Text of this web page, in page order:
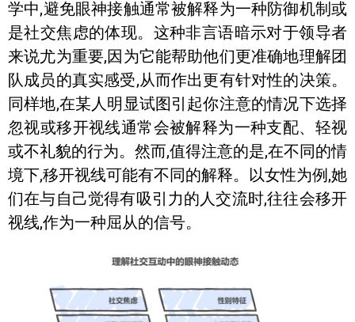
学中,避免眼神接触通常被解释为一种防御机制或
是社交焦虑的体现。这种非言语暗示对于领导者
来说尤为重要,因为它能帮助他们更准确地理解团
队成员的真实感受,从而作出更有针对性的决策。
同样地,在某人明显试图引起你注意的情况下选择
忽视或移开视线通常会被解释为一种支配、轻视
或不礼貌的行为。然而,值得注意的是,在不同的情
境下,移开视线可能有不同的解释。以女性为例,她
们在与自己觉得有吸引力的人交流时,往往会移开
视线,作为一种屈从的信号。